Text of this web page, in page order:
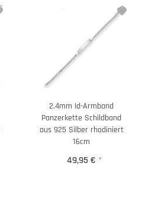
2,4mm Id-Armband
Panzerkette Schildband
aus 925 Silber rhodiniert
16cm
49,95 € *